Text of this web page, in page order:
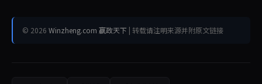
© 2026 Winzheng.com 赢政天下 | 转载请注明来源并附原文链接